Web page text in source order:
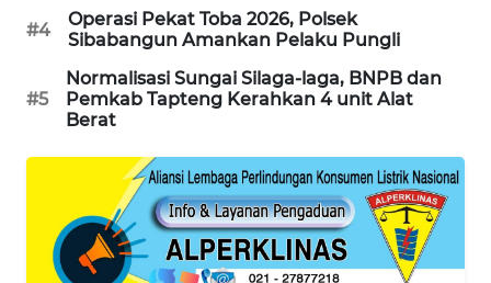
#4
Operasi Pekat Toba 2026, Polsek
Sibabangun Amankan Pelaku Pungli
#5
Normalisasi Sungai Silaga-laga, BNPB dan
Pemkab Tapteng Kerahkan 4 unit Alat
Berat
NEWS
JURNAL
MARITIM
GARONGGANG
NEWS